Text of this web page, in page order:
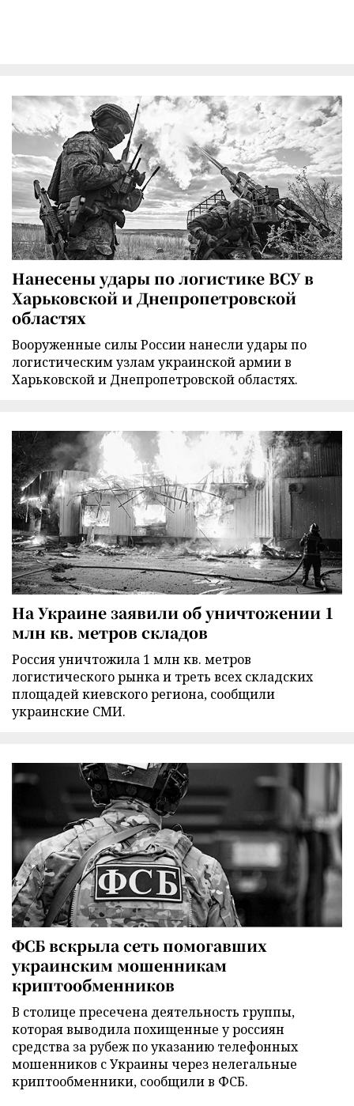
Нанесены удары по логистике ВСУ в
Харьковской и Днепропетровской
областях
Вооруженные силы России нанесли удары по
логистическим узлам украинской армии в
Харьковской и Днепропетровской областях.
На Украине заявили об уничтожении 1
млн кв. метров складов
Россия уничтожила 1 млн кв. метров
логистического рынка и треть всех складских
площадей киевского региона, сообщили
украинские СМИ.
ФСБ вскрыла сеть помогавших
украинским мошенникам
криптообменников
В столице пресечена деятельность группы,
которая выводила похищенные у россиян
средства за рубеж по указанию телефонных
мошенников с Украины через нелегальные
криптообменники, сообщили в ФСБ.